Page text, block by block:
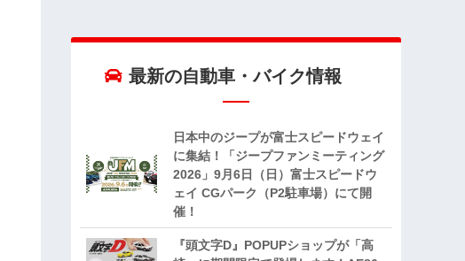
最新の自動車・バイク情報
日本中のジープが富士スピードウェイ
に集結！「ジープファンミーティング
2026」9月6日（日）富士スピードウ
ェイ CGパーク（P2駐車場）にて開
催！
『頭文字D』POPUPショップが「高